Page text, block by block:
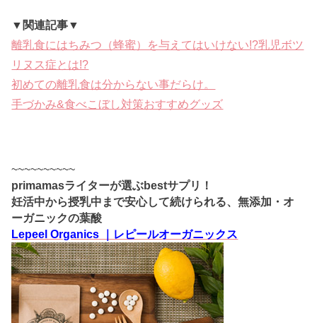
▼関連記事▼
離乳食にはちみつ（蜂蜜）を与えてはいけない!?乳児ボツ
リヌス症とは!?
初めての離乳食は分からない事だらけ。
手づかみ&食べこぼし対策おすすめグッズ
~~~~~~~~~~
primamasライターが選ぶbestサプリ！
妊活中から授乳中まで安心して続けられる、無添加・オ
ーガニックの葉酸
Lepeel Organics ｜レピールオーガニックス